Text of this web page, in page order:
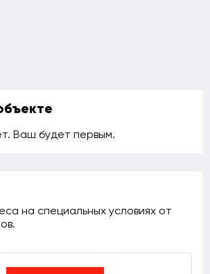
Ваш будет первым.
на специальных условиях от